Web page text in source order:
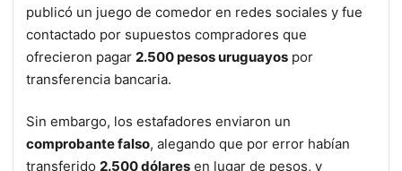
publicó un juego de comedor en redes sociales y fue
contactado por supuestos compradores que
ofrecieron pagar 2.500 pesos uruguayos por
transferencia bancaria.
Sin embargo, los estafadores enviaron un
comprobante falso, alegando que por error habían
transferido 2.500 dólares en lugar de pesos, y